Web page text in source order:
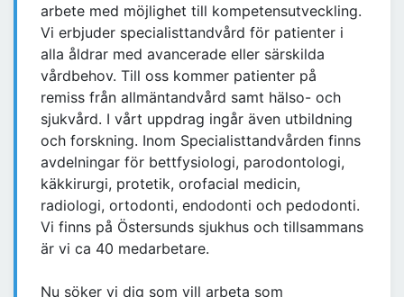
arbete med möjlighet till kompetensutveckling.
Vi erbjuder specialisttandvård för patienter i
alla åldrar med avancerade eller särskilda
vårdbehov. Till oss kommer patienter på
remiss från allmäntandvård samt hälso- och
sjukvård. I vårt uppdrag ingår även utbildning
och forskning. Inom Specialisttandvården finns
avdelningar för bettfysiologi, parodontologi,
käkkirurgi, protetik, orofacial medicin,
radiologi, ortodonti, endodonti och pedodonti.
Vi finns på Östersunds sjukhus och tillsammans
är vi ca 40 medarbetare.
Nu söker vi dig som vill arbeta som